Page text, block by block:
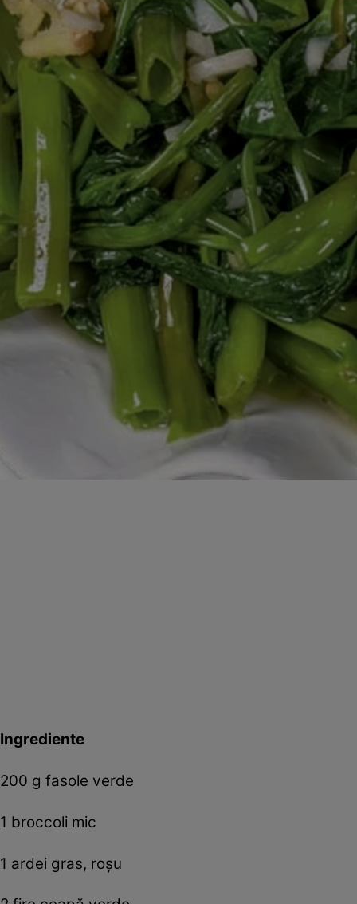
Ingrediente
200 g fasole verde
1 broccoli mic
1 ardei gras, roșu